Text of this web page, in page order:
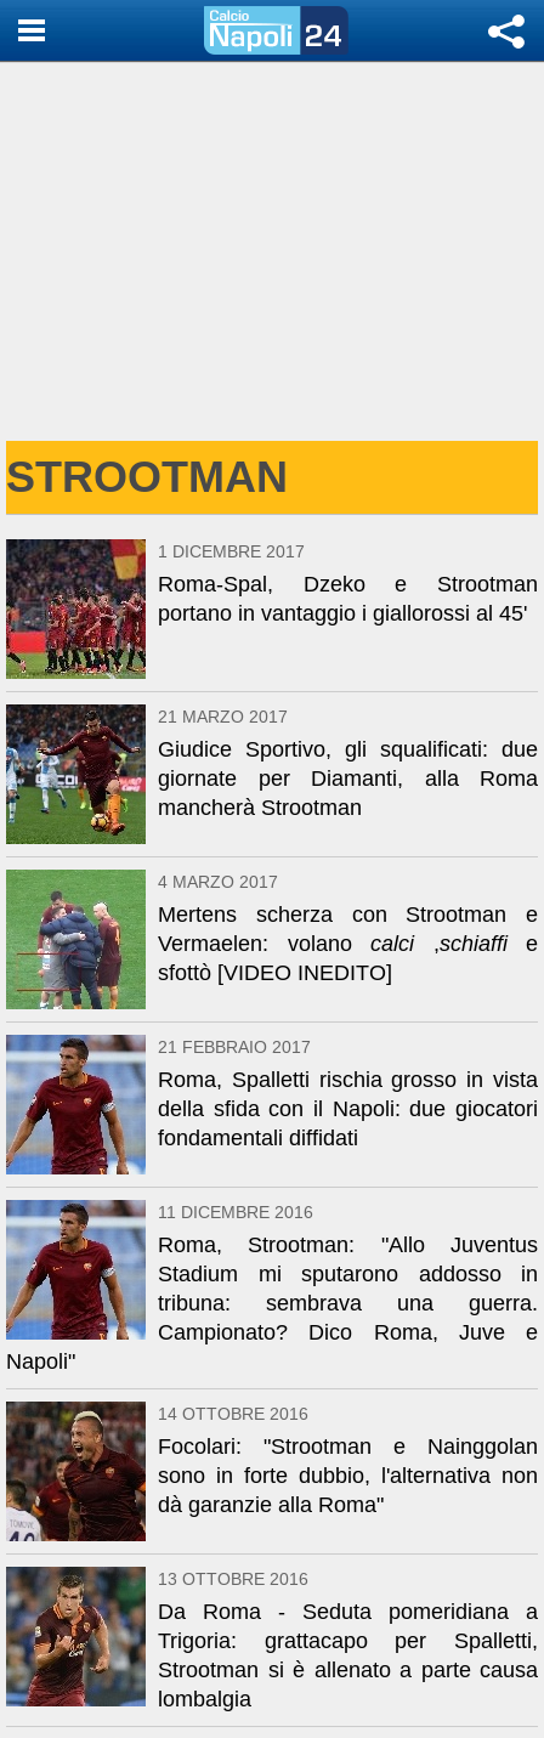
STROOTMAN
1 DICEMBRE 2017
Roma-Spal, Dzeko e Strootman
portano in vantaggio i giallorossi al 45'
21 MARZO 2017
Giudice Sportivo, gli squalificati: due
giornate per Diamanti, alla Roma
mancherà Strootman
4 MARZO 2017
Mertens scherza con Strootman e
Vermaelen: volano calci,schiaffie
sfottò [VIDEO INEDITO]
21 FEBBRAIO 2017
Roma, Spalletti rischia grosso in vista
della sfida con il Napoli: due giocatori
fondamentali diffidati
11 DICEMBRE 2016
Roma, Strootman: "Allo Juventus
Stadium mi sputarono addosso in
tribuna: sembrava una guerra.
Campionato? Dico Roma, Juve e
Napoli"
14 OTTOBRE 2016
Focolari: "Strootman e Nainggolan
sono in forte dubbio, l'alternativa non
dà garanzie alla Roma"
13 OTTOBRE 2016
Da Roma - Seduta pomeridiana a
Trigoria: grattacapo per Spalletti,
Strootman si è allenato a parte causa
lombalgia